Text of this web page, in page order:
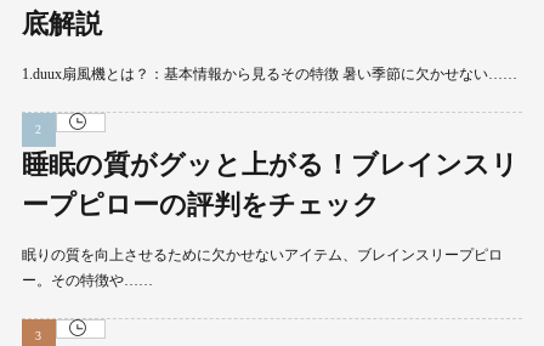
底解説
1.duux扇風機とは？：基本情報から見るその特徴 暑い季節に欠かせない……
睡眠の質がグッと上がる！ブレインスリ
ープピローの評判をチェック
眠りの質を向上させるために欠かせないアイテム、ブレインスリープピロ
ー。その特徴や……